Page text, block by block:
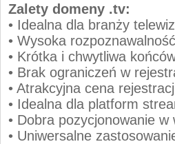
Zalety domeny .tv:
• Idealna dla branży
• Wysoka
• Krótka i chwytliwa
• Brak ograniczeń w
• Atrakcyjna cena
• Idealna dla platform
• Dobra pozycjonowanie w
• Uniwersalne